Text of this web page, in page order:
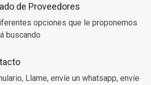
de Proveedores
opciones que le proponemos
buscando
Llame, envíe un whatsapp, envíe